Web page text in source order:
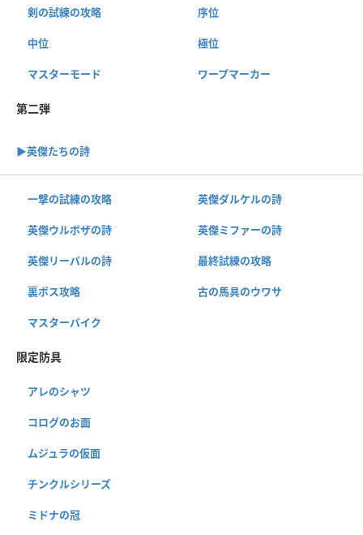
剣の試練の攻略 序位
中位 極位
マスターモード ワープマーカー
第二弾
▶︎英傑たちの詩
一撃の試練の攻略 英傑ダルケルの詩
英傑ウルボザの詩 英傑ミファーの詩
英傑リーバルの詩 最終試練の攻略
裏ボス攻略 古の馬具のウワサ
マスターバイク
限定防具
アレのシャツ
コログのお面
ムジュラの仮面
チンクルシリーズ
ミドナの冠